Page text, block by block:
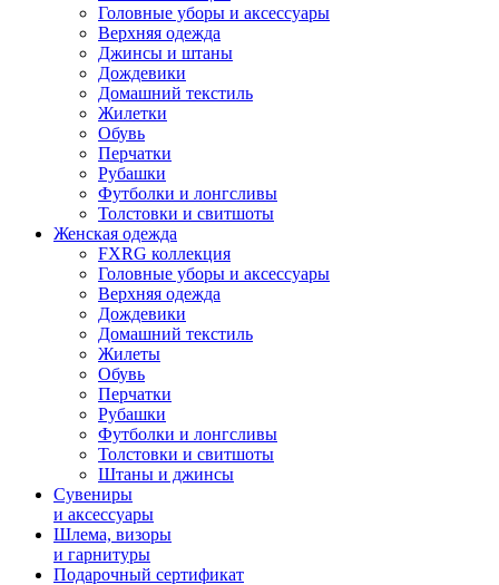
Головные уборы и аксессуары
Верхняя одежда
Джинсы и штаны
Дождевики
Домашний текстиль
Жилетки
Обувь
Перчатки
Рубашки
Футболки и лонгсливы
Толстовки и свитшоты
Женская одежда
FXRG коллекция
Головные уборы и аксессуары
Верхняя одежда
Дождевики
Домашний текстиль
Жилеты
Обувь
Перчатки
Рубашки
Футболки и лонгсливы
Толстовки и свитшоты
Штаны и джинсы
Сувениры
и аксессуары
Шлема, визоры
и гарнитуры
Подарочный сертификат